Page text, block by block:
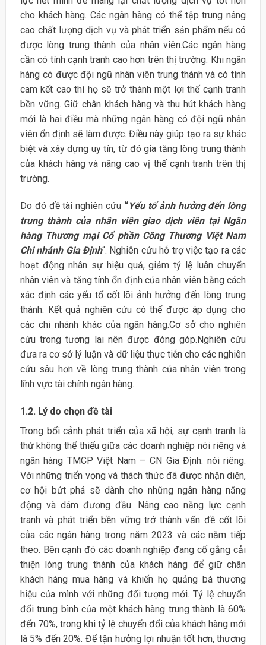
cho khách hàng. Các ngân hàng có thể tập trung nâng
cao chất lượng dịch vụ và phát triển sản phẩm nếu có
được lòng trung thành của nhân viên.Các ngân hàng
cần có tính cạnh tranh cao hơn trên thị trường. Khi ngân
hàng có được đội ngũ nhân viên trung thành và có tính
cam kết cao thì họ sẽ trở thành một lợi thế cạnh tranh
bền vững. Giữ chân khách hàng và thu hút khách hàng
mới là hai điều mà những ngân hàng có đội ngũ nhân
viên ổn định sẽ làm được. Điều này giúp tạo ra sự khác
biệt và xây dựng uy tín, từ đó gia tăng lòng trung thành
của khách hàng và nâng cao vị thế cạnh tranh trên thị
trường.
Do đó đề tài nghiên cứu “Yếu tố ảnh hưởng đến lòng
trung thành của nhân viên giao dịch viên tại Ngân
hàng Thương mại Cổ phần Công Thương Việt Nam
Chi nhánh Gia Định“. Nghiên cứu hỗ trợ việc tạo ra các
hoạt động nhân sự hiệu quả, giảm tỷ lệ luân chuyển
nhân viên và tăng tính ổn định của nhân viên bằng cách
xác định các yếu tố cốt lõi ảnh hưởng đến lòng trung
thành. Kết quả nghiên cứu có thể được áp dụng cho
các chi nhánh khác của ngân hàng.Cơ sở cho nghiên
cứu trong tương lai nên được đóng góp.Nghiên cứu
đưa ra cơ sở lý luận và dữ liệu thực tiễn cho các nghiên
cứu sâu hơn về lòng trung thành của nhân viên trong
lĩnh vực tài chính ngân hàng.
1.2. Lý do chọn đề tài
Trong bối cảnh phát triển của xã hội, sự cạnh tranh là
thứ không thể thiếu giữa các doanh nghiệp nói riêng và
ngân hàng TMCP Việt Nam – CN Gia Định. nói riêng.
Với những triển vọng và thách thức đã được nhận diện,
cơ hội bứt phá sẽ dành cho những ngân hàng năng
động và dám đương đầu. Nâng cao năng lực cạnh
tranh và phát triển bền vững trở thành vấn đề cốt lõi
của các ngân hàng trong năm 2023 và các năm tiếp
theo. Bên cạnh đó các doanh nghiệp đang cố gắng cải
thiện lòng trung thành của khách hàng để giữ chân
khách hàng mua hàng và khiến họ quảng bá thương
hiệu của mình với những đối tượng mới. Tỷ lệ chuyển
đổi trung bình của một khách hàng trung thành là 60%
đến 70%, trong khi tỷ lệ chuyển đổi của khách hàng mới
là 5% đến 20%. Để tận hưởng lợi nhuận tốt hơn, thương